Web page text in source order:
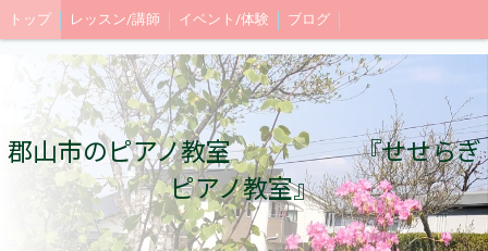
トップ レッスン/講師 イベント/体験 ブログ
郡山市のピアノ教室 『せせらぎ
ピアノ教室』